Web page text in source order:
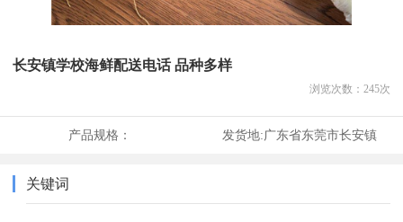
长安镇学校海鲜配送电话 品种多样
浏览次数： 245次
产品规格： 发货地:广东省东莞市长安镇
关键词